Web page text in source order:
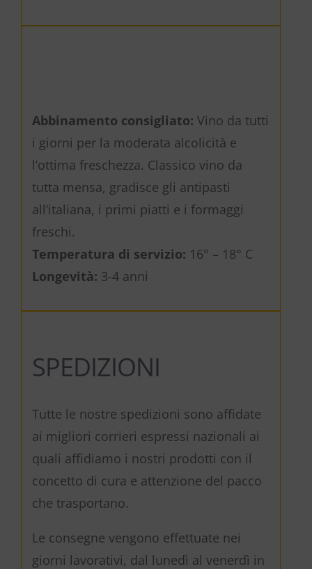
Abbinamento consigliato: Vino da tutti
i giorni per la moderata alcolicità e
l’ottima freschezza. Classico vino da
tutta mensa, gradisce gli antipasti
all’italiana, i primi piatti e i formaggi
freschi.
Temperatura di servizio: 16° – 18° C
Longevità: 3-4 anni
SPEDIZIONI
Tutte le nostre spedizioni sono affidate
ai migliori corrieri espressi nazionali ai
quali affidiamo i nostri prodotti con il
concetto di cura e attenzione del pacco
che trasportano.
Le consegne vengono effettuate nei
giorni lavorativi, dal lunedì al venerdì in